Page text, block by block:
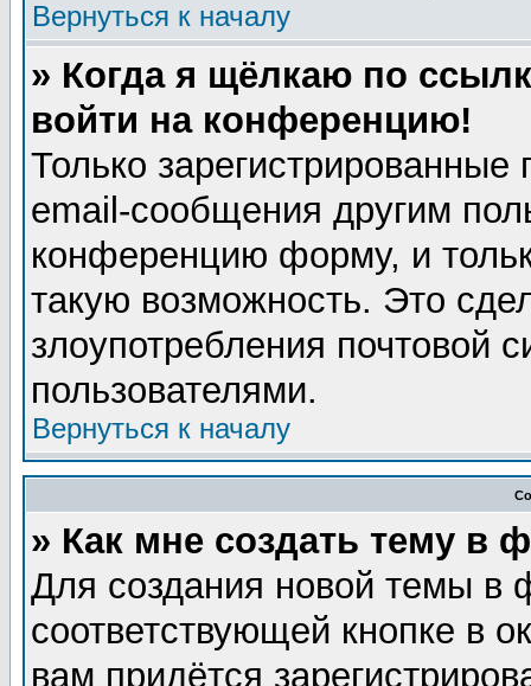
Вернуться к началу
» Когда я щёлкаю по
войти на конференцию!
Только зарегистрированные
email-сообщения другим
конференцию форму, и
такую возможность. Это
злоупотребления почтовой
пользователями.
Вернуться к началу
» Как мне создать тему в
Для создания новой темы в
соответствующей кнопке в
вам придётся